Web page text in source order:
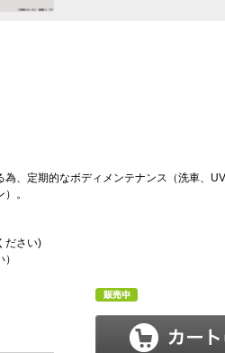
、定期的なボディメンテナンス（洗車、
。
ださい)